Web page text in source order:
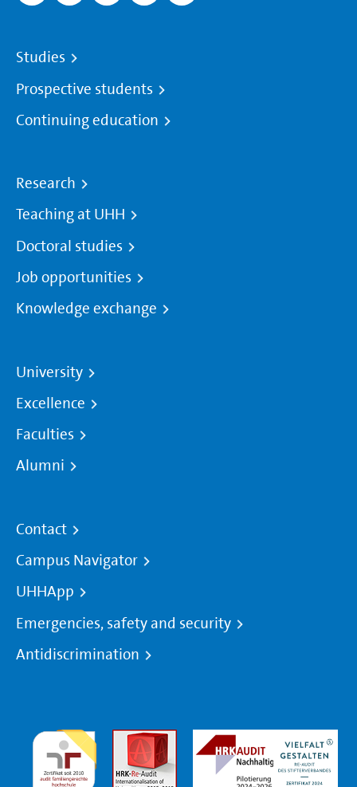
Studies
Prospective students
Continuing education
Research
Teaching at UHH
Doctoral studies
Job opportunities
Knowledge exchange
University
Excellence
Faculties
Alumni
Contact
Campus Navigator
UHHApp
Emergencies, safety and security
Antidiscrimination